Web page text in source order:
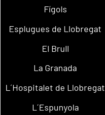
Fígols
Esplugues de Llobregat
El Brull
La Granada
L´Hospitalet de Llobregat
L´Espunyola